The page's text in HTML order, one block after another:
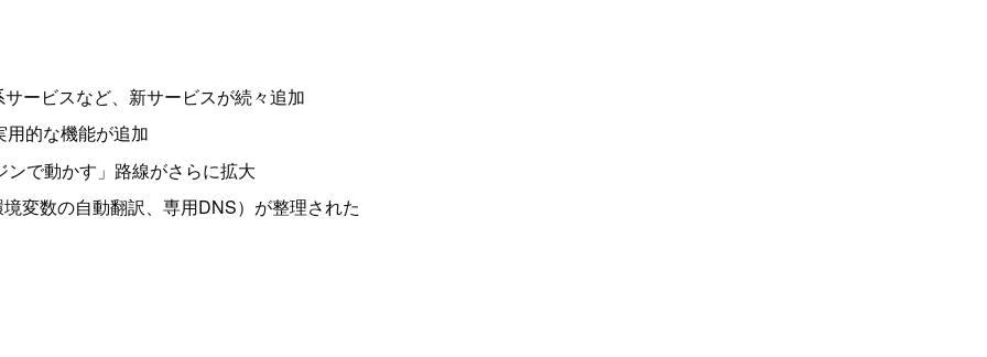
ービスなど、新サービスが続々追加
的な機能が追加
で動かす」路線がさらに拡大
変数の自動翻訳、専用DNS）が整理された